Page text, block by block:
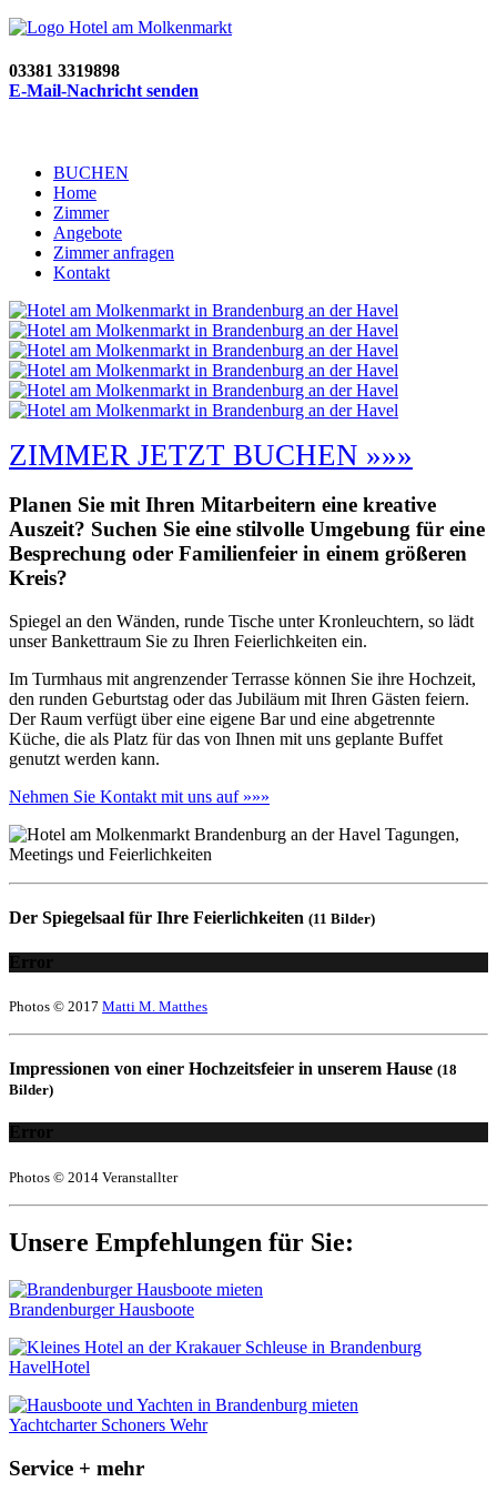
03381 3319898
E-Mail-Nachricht senden
BUCHEN
Home
Zimmer
Angebote
Zimmer anfragen
Kontakt
ZIMMER JETZT BUCHEN »»»
Planen Sie mit Ihren Mitarbeitern eine kreative
Auszeit? Suchen Sie eine stilvolle Umgebung für eine
Besprechung oder Familienfeier in einem größeren
Kreis?
Spiegel an den Wänden, runde Tische unter Kronleuchtern, so lädt
unser Bankettraum Sie zu Ihren Feierlichkeiten ein.
Im Turmhaus mit angrenzender Terrasse können Sie ihre Hochzeit,
den runden Geburtstag oder das Jubiläum mit Ihren Gästen feiern.
Der Raum verfügt über eine eigene Bar und eine abgetrennte
Küche, die als Platz für das von Ihnen mit uns geplante Buffet
genutzt werden kann.
Nehmen Sie Kontakt mit uns auf »»»
Der Spiegelsaal für Ihre Feierlichkeiten (11 Bilder)
Error
Photos © 2017 Matti M. Matthes
Impressionen von einer Hochzeitsfeier in unserem Hause (18
Bilder)
Error
Photos © 2014 Veranstallter
Unsere Empfehlungen für Sie:
Brandenburger Hausboote
HavelHotel
Yachtcharter Schoners Wehr
Service + mehr